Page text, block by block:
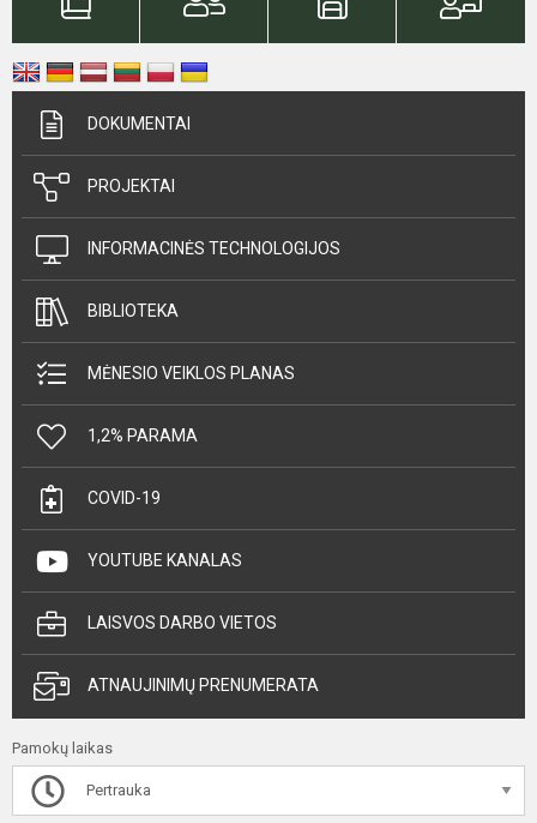
DOKUMENTAI
PROJEKTAI
INFORMACINĖS TECHNOLOGIJOS
BIBLIOTEKA
MĖNESIO VEIKLOS PLANAS
1,2% PARAMA
COVID-19
YOUTUBE KANALAS
LAISVOS DARBO VIETOS
ATNAUJINIMŲ PRENUMERATA
Pamokų laikas
Pertrauka